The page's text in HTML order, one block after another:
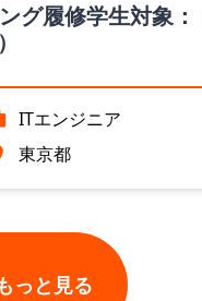
グ履修学生対象：
ITエンジニア
東京都
っと見る